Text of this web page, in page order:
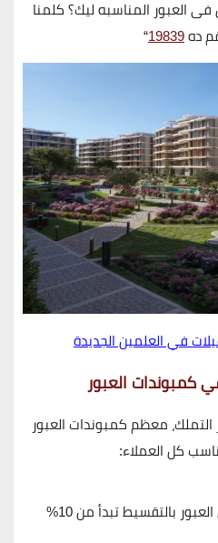
العبور المناسبه ليك؟ كلمنا
ده19839
“
في العلمين الجديدة
كمبوندات العبور
معظم كمبوندات العبور
كل العملاء:
بالتقسيط تبدأ من 10%